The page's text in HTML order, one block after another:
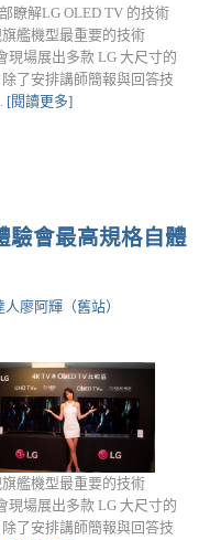
部瞭解LG OLED TV 的技術
艦機型最重要的技術
場展出多款 LG 大尺寸的
了安排講師簡報與回答技
[閱讀更多]
驗會最高規格自體
人廖阿輝（舊站）
艦機型最重要的技術
場展出多款 LG 大尺寸的
了安排講師簡報與回答技